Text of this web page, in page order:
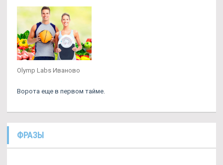
Olymp Labs Иваново
Ворота еще в первом тайме.
ФРАЗЫ